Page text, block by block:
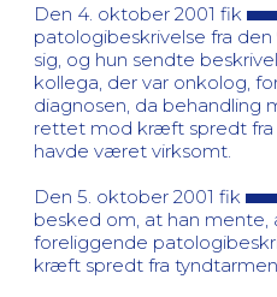
Den 4. oktober 2001 fik
patologibeskrivelse fra
sig, og hun sendte
kollega, der var onkolog,
diagnosen, da behandling
rettet mod kræft spredt
havde været virksomt.
Den 5. oktober 2001 fik
besked om, at han mente,
foreliggende
kræft spredt fra